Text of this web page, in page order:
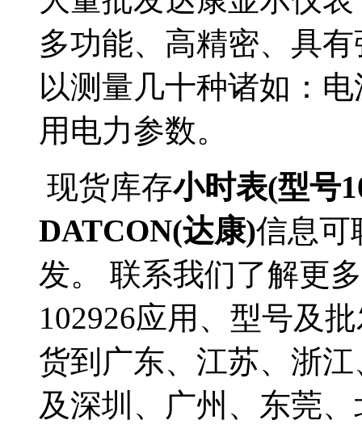
多功能、高精密、具
以测量几十种诸如：
用电力参数。
现货库存小时表(型号
DATCON(达康)信息可
发。 联系我们了解更
102926应用、型号及
货到广东、江苏、浙
及深圳、广州、东莞